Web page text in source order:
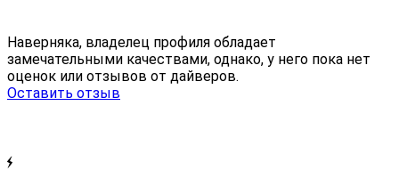
Наверняка, владелец профиля обладает
замечательными качествами, однако, у него пока нет
оценок или отзывов от дайверов.
Оставить отзыв